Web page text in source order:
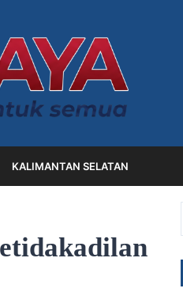
KALIMANTAN SELATAN